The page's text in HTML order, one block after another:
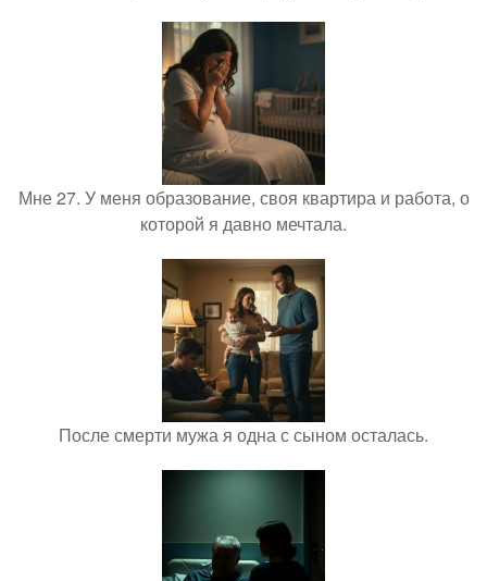
Мне 27. У меня образование, своя квартира и работа, о
которой я давно мечтала.
После смерти мужа я одна с сыном осталась.